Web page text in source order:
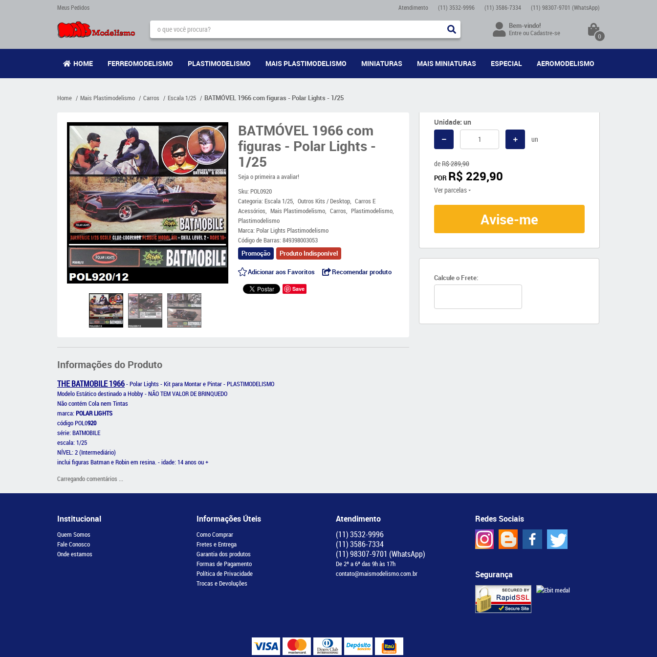
Meus Pedidos Atendimento (11) 3532-9996 (11) 3586-7334 (11) 98307-9701 (WhatsApp)
Bem-vindo!
EntreouCadastre-se 0
HOME FERREOMODELISMO PLASTIMODELISMO MAIS PLASTIMODELISMO MINIATURAS MAIS MINIATURAS ESPECIAL AEROMODELISMO
Home Mais Plastimodelismo Carros Escala 1/25 BATMÓVEL 1966 com figuras - Polar Lights - 1/25
BATMÓVEL 1966 com
figuras - Polar Lights -
1/25
Seja o primeira a avaliar!
Sku: POL0920
Categoria: Escala 1/25 Outros Kits / Desktop Carros E
Acessórios
Mais Plastimodelismo Carros
Plastimodelismo
Plastimodelismo
Marca: Polar Lights Plastimodelismo
Código de Barras:849398003053
Promoção
Produto Indisponível
Adicionar aos Favoritos Recomendar produto
Save
Unidade: un
un
deR$ 289,90
POR R$ 229,90
Ver parcelas
Avise-me
Calcule o Frete:
Informações do Produto
THE BATMOBILE 1966- Polar Lights - Kit para Montar e Pintar - PLASTIMODELISMO
Modelo Estático destinado a Hobby - NÃO TEM VALOR DE BRINQUEDO
Não contém Cola nem Tintas
marca:POLAR LIGHTS
código POL0920
série: BATMOBILE
escala: 1/25
NÍVEL: 2 (Intermediário)
inclui figuras Batman e Robin em resina. - idade: 14 anos ou +
Carregando comentários ...
Institucional
Quem Somos
Fale Conosco
Onde estamos
Informações Úteis
Como Comprar
Fretes e Entrega
Garantia dos produtos
Formas de Pagamento
Política de Privacidade
Trocas e Devoluções
Atendimento
(11)3532-9996
(11)3586-7334
(11)98307-9701 (WhatsApp)
De 2ª a 6ª das 9h às 17h
contato@maismodelismo.com.br
Redes Sociais
Segurança